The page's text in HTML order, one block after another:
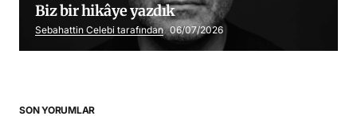
Biz bir hikâye yazdık
Sebahattin Celebi tarafından 06/07/2026
SON YORUMLAR